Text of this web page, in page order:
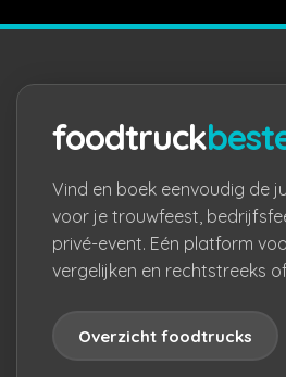
foodtruck
Vind en boek eenvoudig de
voor je trouwfeest,
privé-event. Eén platform
vergelijken en rechtstreeks
Overzicht foodtrucks